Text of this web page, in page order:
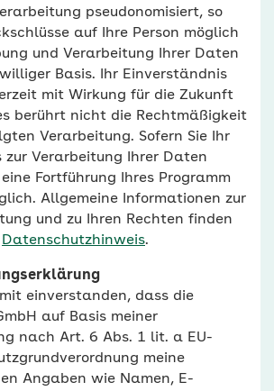
pseudonomisiert, so
auf Ihre Person möglich
und Verarbeitung Ihrer Daten
Basis. Ihr Einverständnis
mit Wirkung für die Zukunft
berührt nicht die Rechtmäßigkeit
Verarbeitung. Sofern Sie Ihr
zur Verarbeitung Ihrer Daten
Fortführung Ihres Programm
Allgemeine Informationen zur
und zu Ihren Rechten finden
Datenschutzhinweis.
einverstanden, dass die
auf Basis meiner
nach Art. 6 Abs. 1 lit. a EU-
meine
Angaben wie Namen, E-